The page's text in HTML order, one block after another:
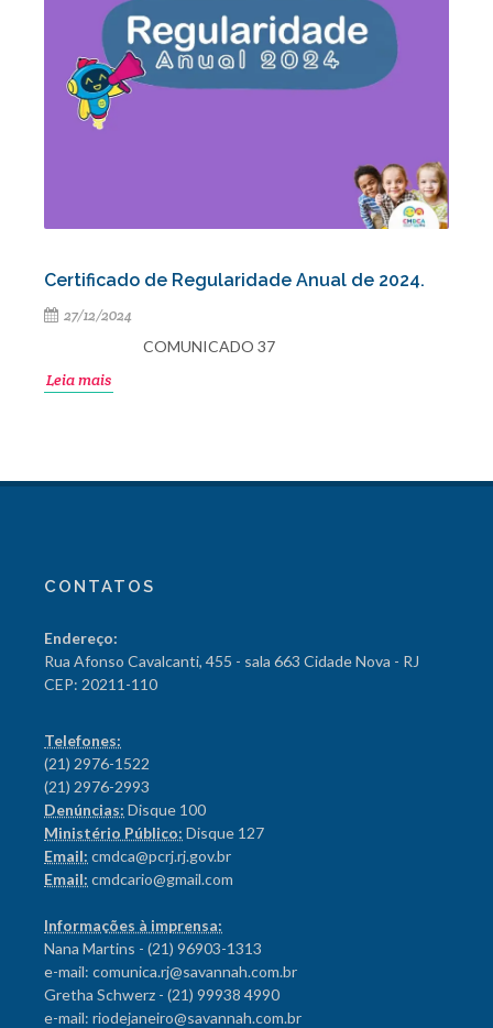
Certificado de Regularidade Anual de 2024.
27/12/2024
COMUNICADO 37
Leia mais
CONTATOS
Endereço:
Rua Afonso Cavalcanti, 455 - sala 663 Cidade Nova - RJ
CEP: 20211-110
Telefones:
(21) 2976-1522
(21) 2976-2993
Denúncias: Disque 100
Ministério Público: Disque 127
Email: cmdca@pcrj.rj.gov.br
Email: cmdcario@gmail.com
Informações à imprensa:
Nana Martins - (21) 96903-1313
e-mail: comunica.rj@savannah.com.br
Gretha Schwerz - (21) 99938 4990
e-mail: riodejaneiro@savannah.com.br